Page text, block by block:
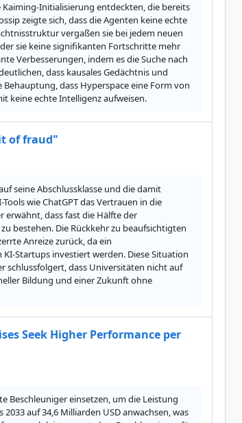
Initialisierung entdeckten, die bereits
zeigte sich, dass die Agenten keine echte
vergaßen sie bei jedem neuen
sie keine signifikanten Fortschritte mehr
Verbesserungen, indem es die Suche nach
dass kausales Gedächtnis und
dass Hyperspace eine Form von
keine echte Intelligenz aufweisen.
of fraud"
seine Abschlussklasse und die damit
wie ChatGPT das Vertrauen in die
erwähnt, dass fast die Hälfte der
bestehen. Die Rückkehr zu beaufsichtigten
Anreize zurück, da ein
Startups investiert werden. Diese Situation
schlussfolgert, dass Universitäten nicht auf
Bildung und einer Zukunft ohne
Seek Higher Performance per
Beschleuniger einsetzen, um die Leistung
auf 34,6 Milliarden USD anwachsen, was